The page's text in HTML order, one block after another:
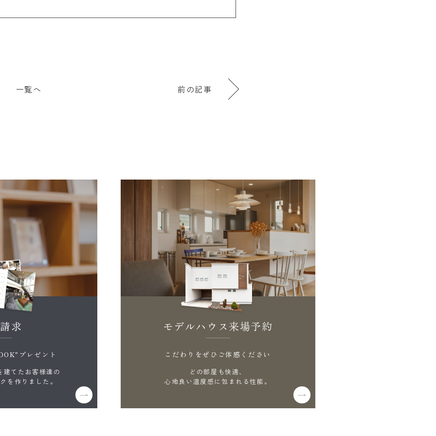
一覧へ 前の記事
求
プレゼント
建てたお客様達の
を作りました。
モデルハウス来場予約
こだわりをぜひご体感ください
どの部屋も快適、
心地良い温度感に包まれる性能。